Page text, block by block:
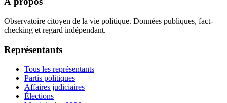
Observatoire citoyen de la vie politique. Données publiques, fact-
checking et regard indépendant.
Représentants
Tous les représentants
Partis politiques
Affaires judiciaires
Élections